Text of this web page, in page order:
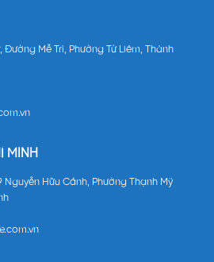
Đường Mễ Trì, Phường Từ Liêm, Thành
MINH
Nguyễn Hữu Cảnh, Phường Thạnh Mỹ